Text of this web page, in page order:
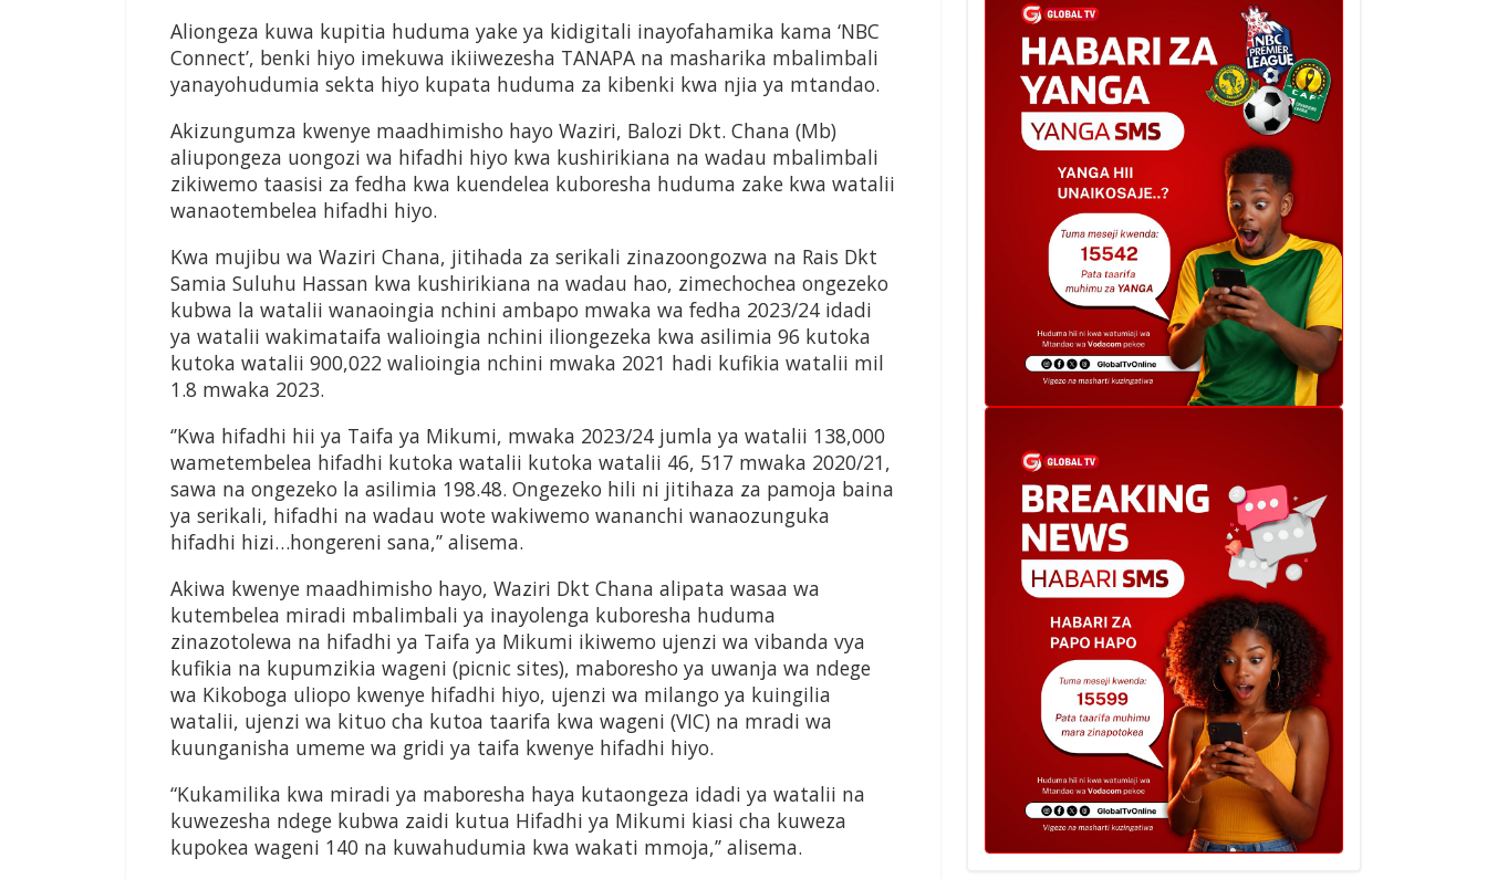
Aliongeza kuwa kupitia huduma yake ya kidigitali inayofahamika kama ‘NBC
Connect’, benki hiyo imekuwa ikiiwezesha TANAPA na masharika mbalimbali
yanayohudumia sekta hiyo kupata huduma za kibenki kwa njia ya mtandao.
Akizungumza kwenye maadhimisho hayo Waziri, Balozi Dkt. Chana (Mb)
aliupongeza uongozi wa hifadhi hiyo kwa kushirikiana na wadau mbalimbali
zikiwemo taasisi za fedha kwa kuendelea kuboresha huduma zake kwa watalii
wanaotembelea hifadhi hiyo.
Kwa mujibu wa Waziri Chana, jitihada za serikali zinazoongozwa na Rais Dkt
Samia Suluhu Hassan kwa kushirikiana na wadau hao, zimechochea ongezeko
kubwa la watalii wanaoingia nchini ambapo mwaka wa fedha 2023/24 idadi
ya watalii wakimataifa walioingia nchini iliongezeka kwa asilimia 96 kutoka
kutoka watalii 900,022 walioingia nchini mwaka 2021 hadi kufikia watalii mil
1.8 mwaka 2023.
‘’Kwa hifadhi hii ya Taifa ya Mikumi, mwaka 2023/24 jumla ya watalii 138,000
wametembelea hifadhi kutoka watalii kutoka watalii 46, 517 mwaka 2020/21,
sawa na ongezeko la asilimia 198.48. Ongezeko hili ni jitihaza za pamoja baina
ya serikali, hifadhi na wadau wote wakiwemo wananchi wanaozunguka
hifadhi hizi…hongereni sana,’’ alisema.
Akiwa kwenye maadhimisho hayo, Waziri Dkt Chana alipata wasaa wa
kutembelea miradi mbalimbali ya inayolenga kuboresha huduma
zinazotolewa na hifadhi ya Taifa ya Mikumi ikiwemo ujenzi wa vibanda vya
kufikia na kupumzikia wageni (picnic sites), maboresho ya uwanja wa ndege
wa Kikoboga uliopo kwenye hifadhi hiyo, ujenzi wa milango ya kuingilia
watalii, ujenzi wa kituo cha kutoa taarifa kwa wageni (VIC) na mradi wa
kuunganisha umeme wa gridi ya taifa kwenye hifadhi hiyo.
“Kukamilika kwa miradi ya maboresha haya kutaongeza idadi ya watalii na
kuwezesha ndege kubwa zaidi kutua Hifadhi ya Mikumi kiasi cha kuweza
kupokea wageni 140 na kuwahudumia kwa wakati mmoja,’’ alisema.